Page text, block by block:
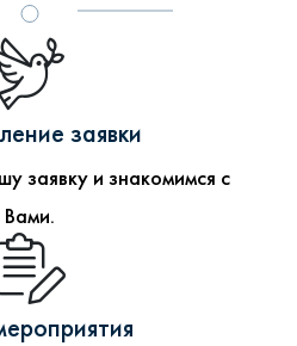
заявки
заявку и знакомимся с
Вами.